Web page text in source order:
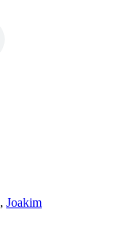
, Joakim